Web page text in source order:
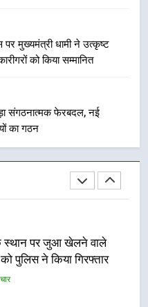
पर मुख्यमंत्री धामी ने उत्कृष्ट
को किया सम्मानित
संगठनात्मक फेरबदल, नई
का गठन
मानकों से कोई समझौता
2026ः 01 सितंबर से सजेगा
से राज्य स्तर तक होगा
प्रदर्शन
को पुलिस ने किया गिरफ्तार
शिक्षा, श्रमिक हित
विकास को नई गति : धामी
फैसले